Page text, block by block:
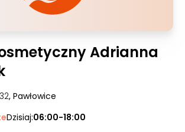
Adrianna
| 32, Pawłowice
Dzisiaj:06:00-18:00